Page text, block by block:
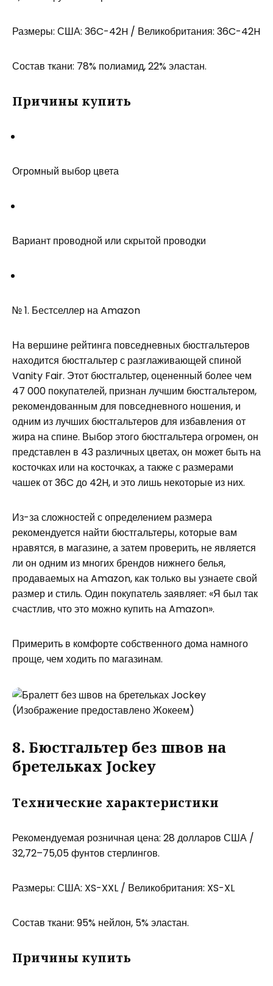
Размеры: США: 36C-42H / Великобритания: 36C-42H
Состав ткани: 78% полиамид, 22% эластан.
Причины купить
Огромный выбор цвета
Вариант проводной или скрытой проводки
№ 1. Бестселлер на Amazon
На вершине рейтинга повседневных бюстгальтеров
находится бюстгальтер с разглаживающей спиной
Vanity Fair. Этот бюстгальтер, оцененный более чем
47 000 покупателей, признан лучшим бюстгальтером,
рекомендованным для повседневного ношения, и
одним из лучших бюстгальтеров для избавления от
жира на спине. Выбор этого бюстгальтера огромен, он
представлен в 43 различных цветах, он может быть на
косточках или на косточках, а также с размерами
чашек от 36C до 42H, и это лишь некоторые из них.
Из-за сложностей с определением размера
рекомендуется найти бюстгальтеры, которые вам
нравятся, в магазине, а затем проверить, не является
ли он одним из многих брендов нижнего белья,
продаваемых на Amazon, как только вы узнаете свой
размер и стиль. Один покупатель заявляет: «Я был так
счастлив, что это можно купить на Amazon».
Примерить в комфорте собственного дома намного
проще, чем ходить по магазинам.
(Изображение предоставлено Жокеем)
8. Бюстгальтер без швов на
бретельках Jockey
Технические характеристики
Рекомендуемая розничная цена: 28 долларов США /
32,72–75,05 фунтов стерлингов.
Размеры: США: XS-XXL / Великобритания: XS-XL
Состав ткани: 95% нейлон, 5% эластан.
Причины купить